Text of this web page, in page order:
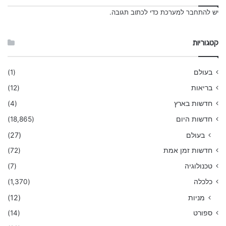
i
i
a
t
n
c
r
c
t
יש להתחבר למערכת כדי לכתוב תגובה.
קטגוריות
בעולם
(1)
בריאות
(12)
חדשות בארץ
(4)
חדשות היום
(18,865)
בעולם (27)
חדשות זמן אמת
(72)
טכנולוגיה
(7)
כלכלה
(1,370)
מניות (12)
ספורט
(14)